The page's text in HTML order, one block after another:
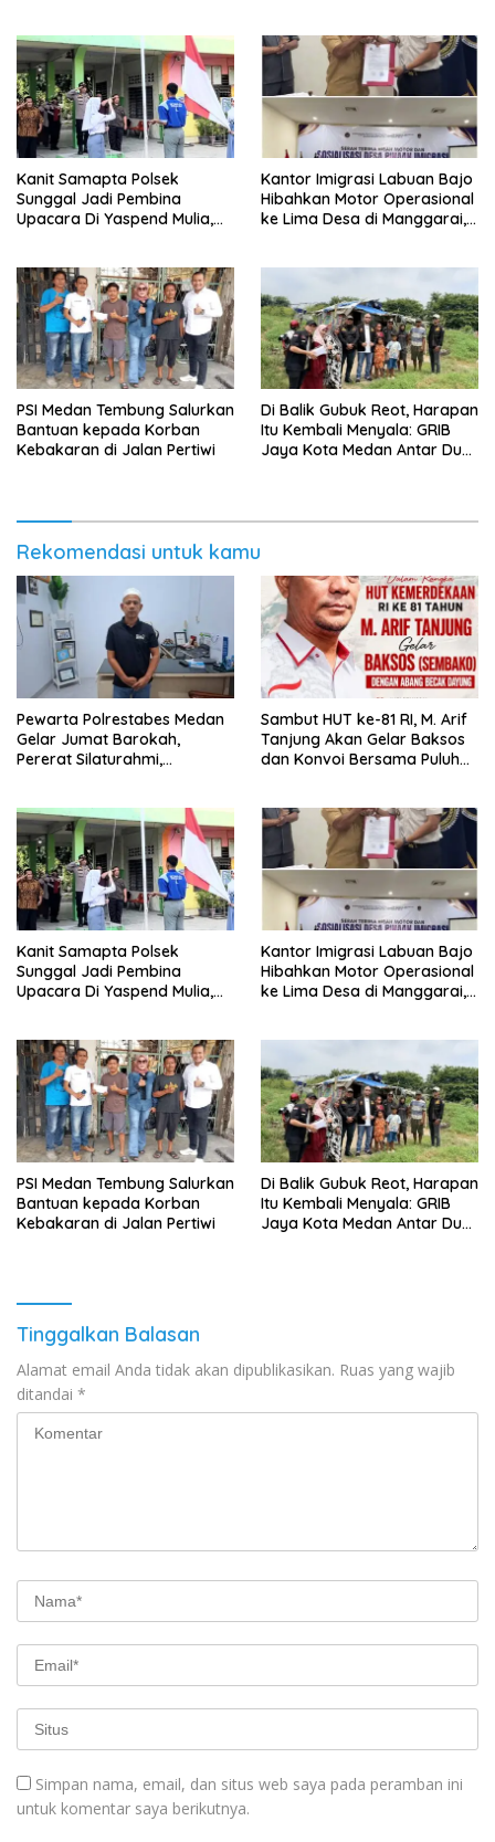
Kanit Samapta Polsek
Sunggal Jadi Pembina
Upacara Di Yaspend Mulia,
Penyalahgunaan Narkoba
Kantor Imigrasi Labuan Bajo
Hibahkan Motor Operasional
ke Lima Desa di Manggarai,
‎PSI Medan Tembung Salurkan
Bantuan kepada Korban
Kebakaran di Jalan Pertiwi
Di Balik Gubuk Reot, Harapan
Itu Kembali Menyala: GRIB
Jaya Kota Medan Antar Dua
Rekomendasi untuk kamu
Pewarta Polrestabes Medan
Gelar Jumat Barokah,
Pererat Silaturahmi,
‎Sambut HUT ke-81 RI, M. Arif
Tanjung Akan Gelar Baksos
dan Konvoi Bersama Puluhan
Kanit Samapta Polsek
Sunggal Jadi Pembina
Upacara Di Yaspend Mulia,
Penyalahgunaan Narkoba
Kantor Imigrasi Labuan Bajo
Hibahkan Motor Operasional
ke Lima Desa di Manggarai,
‎PSI Medan Tembung Salurkan
Bantuan kepada Korban
Kebakaran di Jalan Pertiwi
Di Balik Gubuk Reot, Harapan
Itu Kembali Menyala: GRIB
Jaya Kota Medan Antar Dua
Tinggalkan Balasan
Alamat email Anda tidak akan dipublikasikan. Ruas yang wajib
ditandai *
Simpan nama, email, dan situs web saya pada peramban ini
untuk komentar saya berikutnya.